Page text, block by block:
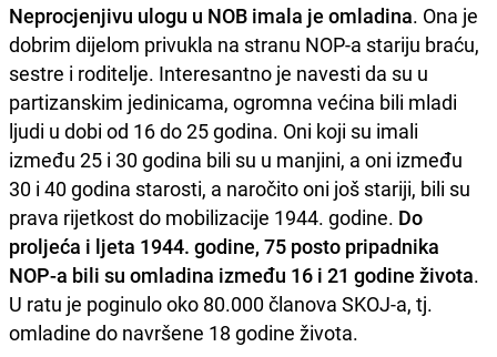
Neprocjenjivu ulogu u NOB imala je omladina. Ona je
dobrim dijelom privukla na stranu NOP-a stariju braću,
sestre i roditelje. Interesantno je navesti da su u
partizanskim jedinicama, ogromna većina bili mladi
ljudi u dobi od 16 do 25 godina. Oni koji su imali
između 25 i 30 godina bili su u manjini, a oni između
30 i 40 godina starosti, a naročito oni još stariji, bili su
prava rijetkost do mobilizacije 1944. godine. Do
proljeća i ljeta 1944. godine, 75 posto pripadnika
NOP-a bili su omladina između 16 i 21 godine života.
U ratu je poginulo oko 80.000 članova SKOJ-a, tj.
omladine do navršene 18 godine života.